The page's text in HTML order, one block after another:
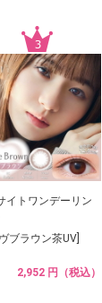
イトワンデーリン
ブラウン茶UV]
2,952 円（税込）